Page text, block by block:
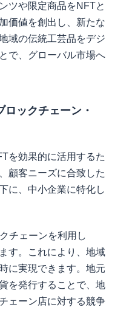
ツや限定商品をNFTと
価値を創出し、新たな
域の伝統工芸品をデジ
で、グローバル市場へ
ックチェーン・
を効果的に活用するた
顧客ニーズに合致した
に、中小企業に特化し
チェーンを利用し
す。これにより、地域
に実現できます。地元
を発行することで、地
ェーン店に対する競争